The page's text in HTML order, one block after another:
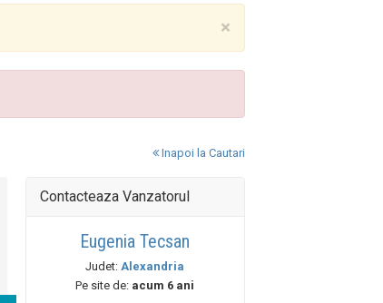
×
Inapoi la Cautari
Contacteaza Vanzatorul
Eugenia Tecsan
Judet:Alexandria
Pe site de: acum 6 ani